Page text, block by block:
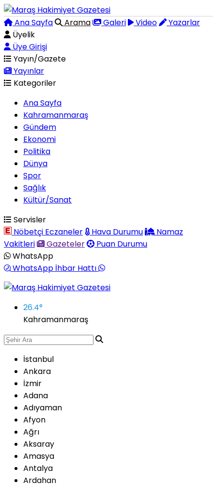
Ana Sayfa Arama Galeri Video
Yazarlar
Üyelik
Üye Girişi
Yayın/Gazete
Yayınlar
Kategoriler
Ana Sayfa
Kahramanmaraş
Gündem
Ekonomi
Politika
Dünya
Spor
Sağlık
Kültür/Sanat
Servisler
Nöbetçi Eczaneler
Hava Durumu
Namaz
Vakitleri
Gazeteler
Puan Durumu
WhatsApp
WhatsApp İhbar Hattı
26.4°
Kahramanmaraş
İstanbul
Ankara
İzmir
Adana
Adıyaman
Afyon
Ağrı
Aksaray
Amasya
Antalya
Ardahan